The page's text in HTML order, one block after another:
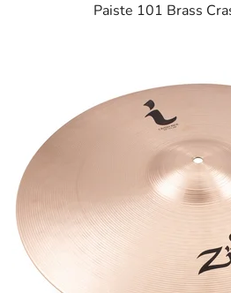
Paiste 101 Brass